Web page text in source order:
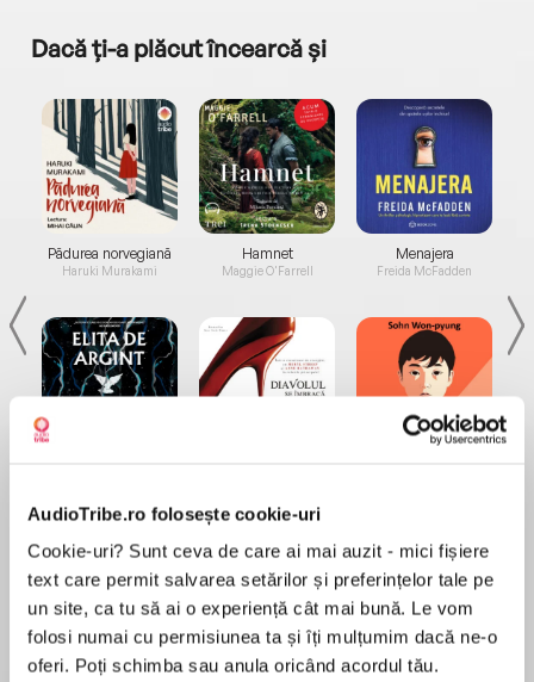
AudioTribe.ro folosește cookie-uri
Cookie-uri? Sunt ceva de care ai mai auzit - mici fișiere
text care permit salvarea setărilor și preferințelor tale pe
un site, ca tu să ai o experiență cât mai bună. Le vom
folosi numai cu permisiunea ta și îți mulțumim dacă ne-o
oferi. Poți schimba sau anula oricând acordul tău.
Dacă ți-a plăcut încearcă și
Pădurea norvegiană
Haruki Murakami
Hamnet
Maggie O'Farrell
Menajera
Freida McFadden
Desprecarte
Reminiscent of Frankenstein and tales by the